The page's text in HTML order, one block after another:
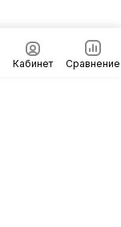
Кабинет Сравнение